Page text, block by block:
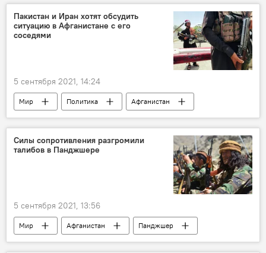
Пакистан и Иран хотят обсудить
ситуацию в Афганистане с его
соседями
5 сентября 2021, 14:24
Мир Политика
Афганистан
Иран
Пакистан
Силы сопротивления разгромили
талибов в Панджшере
5 сентября 2021, 13:56
Мир Афганистан
Панджшер
талибы